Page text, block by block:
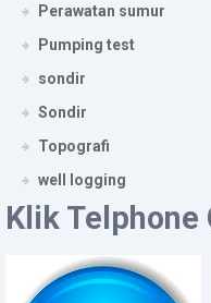
Perawatan sumur
Pumping test
sondir
Sondir
Topografi
well logging
Klik Telphone